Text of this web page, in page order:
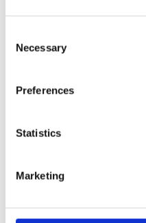
Selection
Necessary
Preferences
Statistics
Marketing